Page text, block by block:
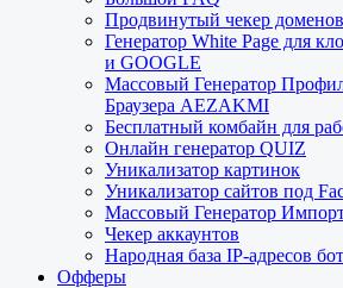
Продвинутый чекер доменов
Генератор White Page для
и GOOGLE
Массовый Генератор
Браузера AEZAKMI
Бесплатный комбайн для
Онлайн генератор QUIZ
Уникализатор картинок
Уникализатор сайтов под
Массовый Генератор
Чекер аккаунтов
Народная база IP-адресов
Офферы